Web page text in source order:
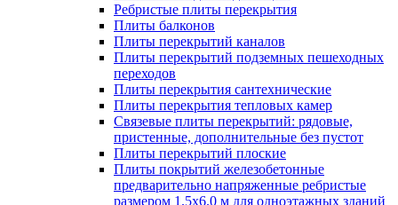
Ребристые плиты перекрытия
Плиты балконов
Плиты перекрытий каналов
Плиты перекрытий подземных пешеходных
переходов
Плиты перекрытия сантехнические
Плиты перекрытия тепловых камер
Связевые плиты перекрытий: рядовые,
пристенные, дополнительные без пустот
Плиты перекрытий плоские
Плиты покрытий железобетонные
предварительно напряженные ребристые
размером 1.5х6.0 м для одноэтажных зданий